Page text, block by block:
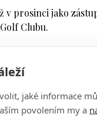
jaké informace
povolením my a
prosinci jako
Clubu.
sedm posledních
mezinárodní